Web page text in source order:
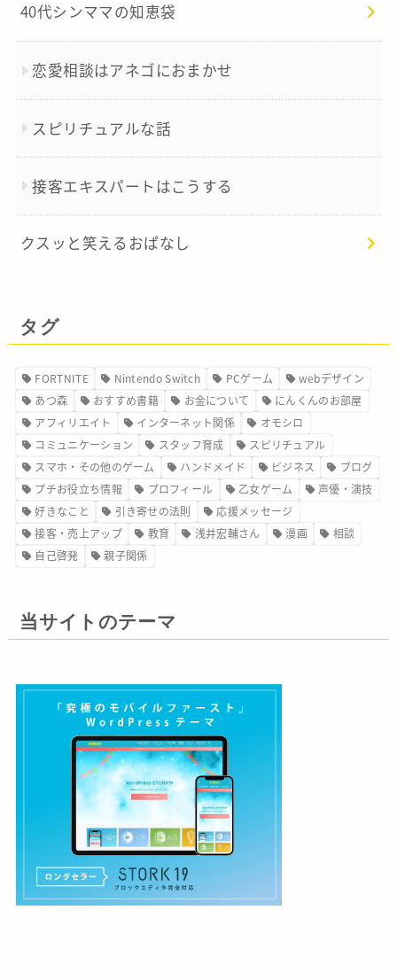
40代シンママの知恵袋
恋愛相談はアネゴにおまかせ
スピリチュアルな話
接客エキスパートはこうする
クスッと笑えるおぱなし
タグ
FORTNITE Nintendo Switch PCゲーム
webデザイン
あつ森
おすすめ書籍 お金について
にんくんのお部屋
アフィリエイト
インターネット関係
オモシロ
コミュニケーション
スタッフ育成
スピリチュアル
スマホ・その他のゲーム
ハンドメイド ビジネス
ブログ
プチお役立ち情報
プロフィール 乙女ゲーム
声優・演技
好きなこと
引き寄せの法則
応援メッセージ
接客・売上アップ
教育 浅井宏輔さん 漫画
相談
自己啓発
親子関係
当サイトのテーマ